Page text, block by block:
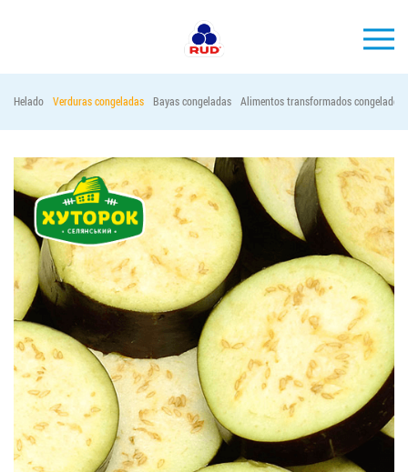
PRODUCCIÓN
EMPRESA
Horeca
Contactos
Vacantes
PEDIR PRODUCTOS "RUD":
LLEGAR A SER SOCIO
Helado Verduras congeladas Bayas congeladas Alimentos transformados congelados